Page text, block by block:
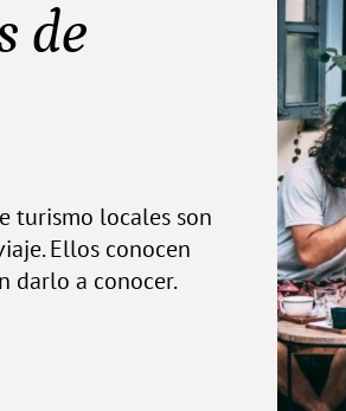
de
turismo locales son
Ellos conocen
darlo a conocer.